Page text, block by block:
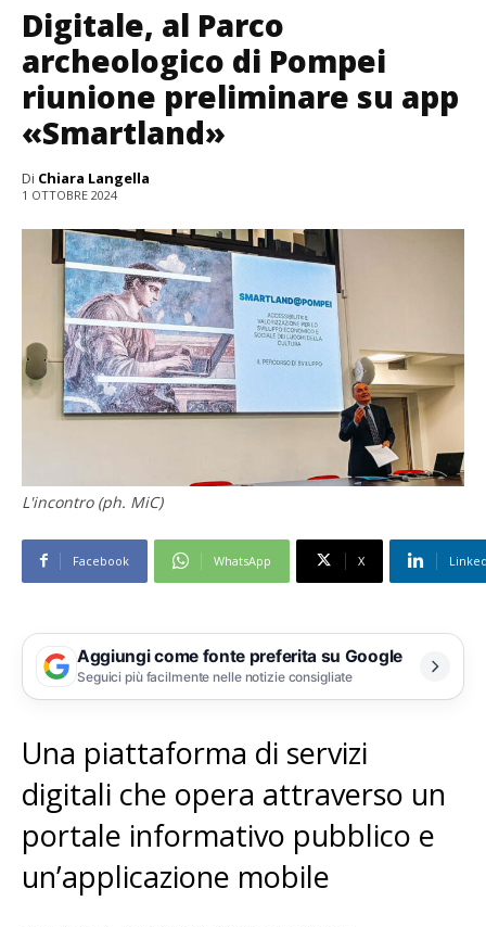
Digitale, al Parco
archeologico di Pompei
riunione preliminare su app
«Smartland»
Di Chiara Langella
1 OTTOBRE 2024
L'incontro (ph. MiC)
Facebook WhatsApp X
Aggiungi come fonte preferita su Google
Seguici più facilmente nelle notizie consigliate
Una piattaforma di servizi
digitali che opera attraverso un
portale informativo pubblico e
un’applicazione mobile